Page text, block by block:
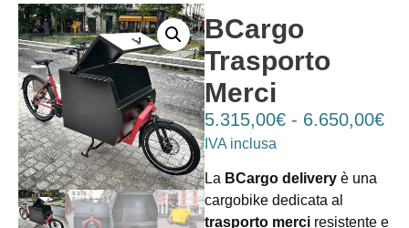
BCargo
Trasporto
Merci
5.315,00€ - 6.650,00€
IVA inclusa
La BCargo delivery è una
cargobike dedicata al
trasporto merci resistente e